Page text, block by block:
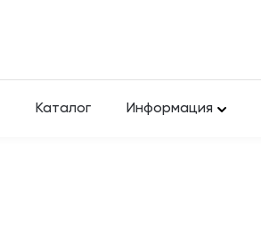
Каталог Информация